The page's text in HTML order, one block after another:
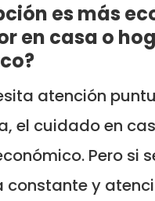
es más
en casa o
atención
el cuidado en
Pero si
constante y